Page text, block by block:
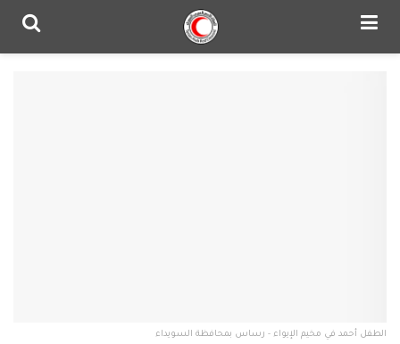
الطفل أحمد في مخيم الإيواء - رساس بمحافظة السويداء